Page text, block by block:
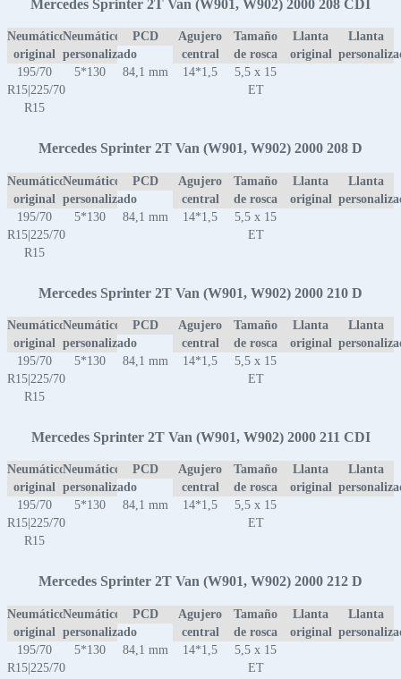
Mercedes Sprinter 2T Van (W901, W902) 2000 208 CDI
Neumático
original
Neumático
personalizado
PCD
Agujero
central
Tamaño
de rosca
Llanta
original
Llanta
195/70
R15|225/70
R15
5*130 84,1 mm 14*1,5
5,5 x 15
ET
Mercedes Sprinter 2T Van (W901, W902) 2000 208 D
Neumático
original
Neumático
personalizado
PCD
Agujero
central
Tamaño
de rosca
Llanta
original
Llanta
195/70
R15|225/70
R15
5*130 84,1 mm 14*1,5
5,5 x 15
ET
Mercedes Sprinter 2T Van (W901, W902) 2000 210 D
Neumático
original
Neumático
personalizado
PCD
Agujero
central
Tamaño
de rosca
Llanta
original
Llanta
195/70
R15|225/70
R15
5*130 84,1 mm 14*1,5
5,5 x 15
ET
Mercedes Sprinter 2T Van (W901, W902) 2000 211 CDI
Neumático
original
Neumático
personalizado
PCD
Agujero
central
Tamaño
de rosca
Llanta
original
Llanta
195/70
R15|225/70
R15
5*130 84,1 mm 14*1,5
5,5 x 15
ET
Mercedes Sprinter 2T Van (W901, W902) 2000 212 D
Neumático
original
Neumático
personalizado
PCD
Agujero
central
Tamaño
de rosca
Llanta
original
Llanta
195/70
R15|225/70
5*130 84,1 mm 14*1,5
5,5 x 15
ET